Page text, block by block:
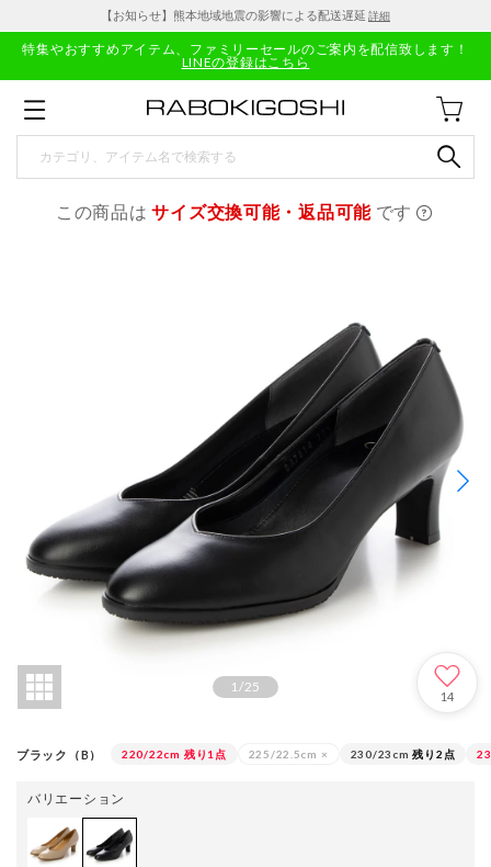
【お知らせ】熊本地域地震の影響による配送遅延 詳細
特集やおすすめアイテム、ファミリーセールのご案内を配信致します！
LINEの登録はこちら
この商品はサイズ交換可能・返品可能 です
1/25
14
ブラック（B） 220/22cm 残り1点 225/22.5cm × 230/23cm 残り2点
バリエーション